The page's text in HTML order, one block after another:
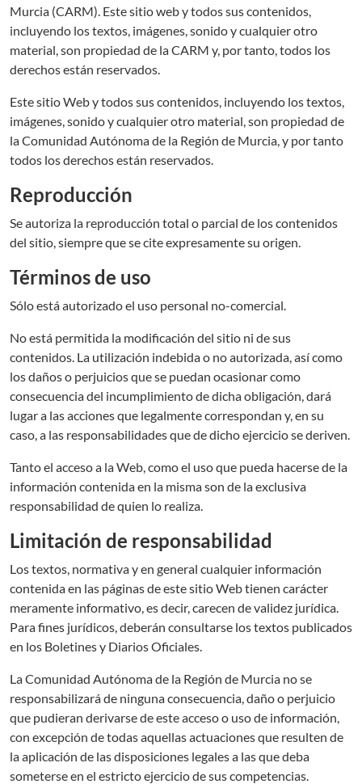
Murcia (CARM). Este sitio web y todos sus contenidos,
incluyendo los textos, imágenes, sonido y cualquier otro
material, son propiedad de la CARM y, por tanto, todos los
derechos están reservados.
Este sitio Web y todos sus contenidos, incluyendo los textos,
imágenes, sonido y cualquier otro material, son propiedad de
la Comunidad Autónoma de la Región de Murcia, y por tanto
todos los derechos están reservados.
Reproducción
Se autoriza la reproducción total o parcial de los contenidos
del sitio, siempre que se cite expresamente su origen.
Términos de uso
Sólo está autorizado el uso personal no-comercial.
No está permitida la modificación del sitio ni de sus
contenidos. La utilización indebida o no autorizada, así como
los daños o perjuicios que se puedan ocasionar como
consecuencia del incumplimiento de dicha obligación, dará
lugar a las acciones que legalmente correspondan y, en su
caso, a las responsabilidades que de dicho ejercicio se deriven.
Tanto el acceso a la Web, como el uso que pueda hacerse de la
información contenida en la misma son de la exclusiva
responsabilidad de quien lo realiza.
Limitación de responsabilidad
Los textos, normativa y en general cualquier información
contenida en las páginas de este sitio Web tienen carácter
meramente informativo, es decir, carecen de validez jurídica.
Para fines jurídicos, deberán consultarse los textos publicados
en los Boletines y Diarios Oficiales.
La Comunidad Autónoma de la Región de Murcia no se
responsabilizará de ninguna consecuencia, daño o perjuicio
que pudieran derivarse de este acceso o uso de información,
con excepción de todas aquellas actuaciones que resulten de
la aplicación de las disposiciones legales a las que deba
someterse en el estricto ejercicio de sus competencias.